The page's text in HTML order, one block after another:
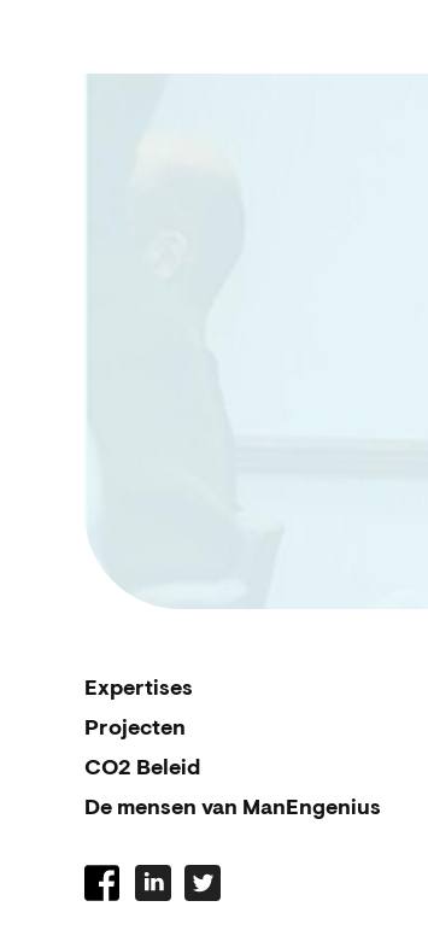
Expertises
Projecten
CO2 Beleid
De mensen van ManEngenius